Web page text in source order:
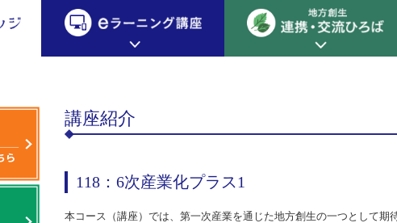
地方創生カレッジ
ジ HOME
流れ eラーニング講座 HOME
サイトマップ
eラーニング講座
座 HOME
ば HOME
て
門人材 地方創生の実践事例紹介
イベント情報
分野別プロデューサー 専門編 分野別プロデューサー その他
講座紹介
118：6次産業化プラス1
本コース（講座）では、第一次産業を通じた地方創生の一つとして期